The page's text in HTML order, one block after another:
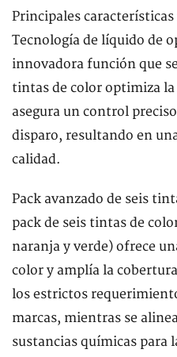
Principales características
Tecnología de líquido de
innovadora función que
tintas de color optimiza
asegura un control
disparo, resultando en
calidad.
Pack avanzado de seis
pack de seis tintas de
naranja y verde) ofrece
color y amplía la
los estrictos
marcas, mientras se
sustancias químicas para